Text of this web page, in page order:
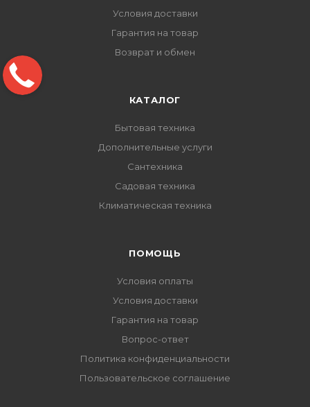
Условия доставки
Гарантия на товар
Возврат и обмен
КАТАЛОГ
Бытовая техника
Дополнительные услуги
Сантехника
Садовая техника
Климатическая техника
ПОМОЩЬ
Условия оплаты
Условия доставки
Гарантия на товар
Вопрос-ответ
Политика конфиденциальности
Пользовательское соглашение